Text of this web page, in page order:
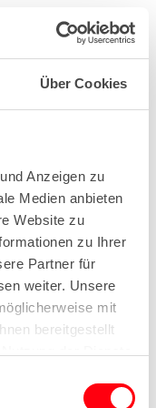
Über Cookies
Anzeigen zu
Medien anbieten
Website zu
zu Ihrer
Partner für
weiter. Unsere
mit
bereitgestellt